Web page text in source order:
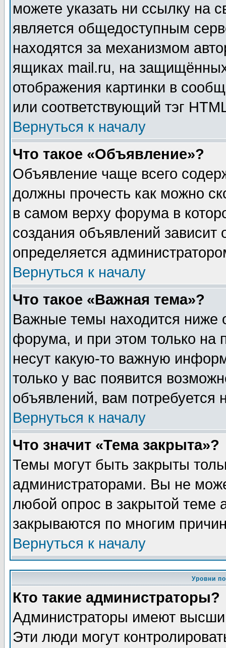
можете указать ни ссылку на
является общедоступным
находятся за механизмом
ящиках mail.ru, на
отображения картинки в
или соответствующий тэг
Вернуться к началу
Что такое «Объявление»?
Объявление чаще всего
должны прочесть как можно
в самом верху форума в
создания объявлений зависит
определяется
Вернуться к началу
Что такое «Важная тема»?
Важные темы находится ниже
форума, и при этом только на
несут какую-то важную
только у вас появится
объявлений, вам потребуется
Вернуться к началу
Что значит «Тема закрыта»?
Темы могут быть закрыты
администраторами. Вы не
любой опрос в закрытой теме
закрываются по многим
Вернуться к началу
Уровни
Кто такие администраторы?
Администраторы имеют
Эти люди могут